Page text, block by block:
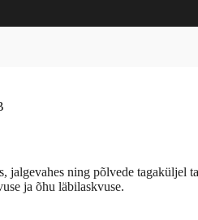
jalgevahes ning põlvede tagaküljel
ja õhu läbilaskvuse.